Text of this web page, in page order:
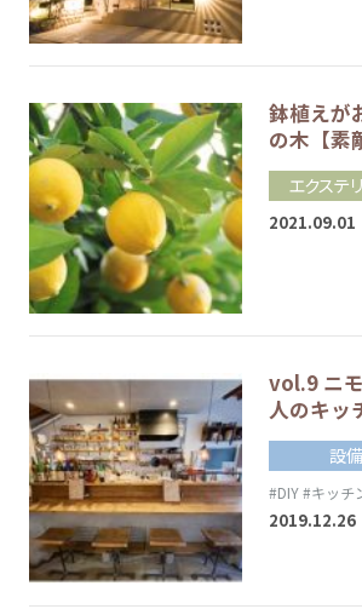
鉢植えが
の木【素
エクステ
2021.09.01
vol.9 ニ
人のキッ
設備
#DIY#キッチ
2019.12.26